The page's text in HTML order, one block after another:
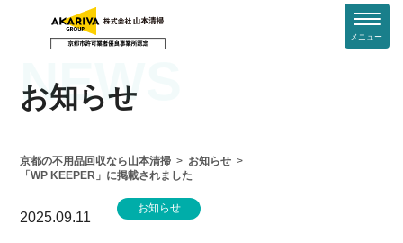
メニュー
NEWS
お知らせ
京都の不用品回収なら山本清掃
お知らせ
「WP KEEPER」に掲載されました
2025.09.11
お知らせ